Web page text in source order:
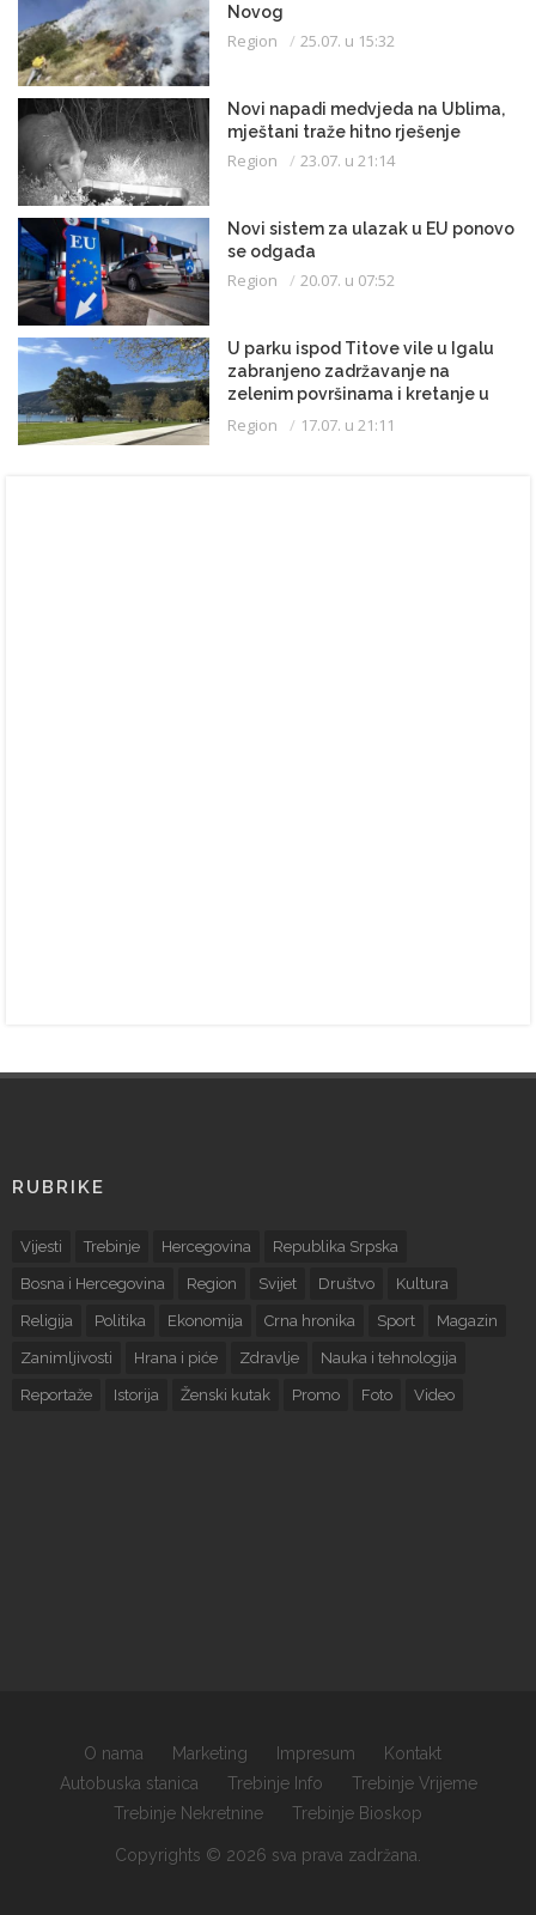
Novog
Region 25.07. u 15:32
Novi napadi medvjeda na Ublima,
mještani traže hitno rješenje
Region 23.07. u 21:14
Novi sistem za ulazak u EU ponovo
se odgađa
Region 20.07. u 07:52
U parku ispod Titove vile u Igalu
zabranjeno zadržavanje na
zelenim površinama i kretanje u
kupaćem kostimu
Region 17.07. u 21:11
RUBRIKE
Vijesti Trebinje Hercegovina Republika Srpska
Bosna i Hercegovina Region Svijet Društvo Kultura
Religija Politika Ekonomija Crna hronika Sport Magazin
Zanimljivosti Hrana i piće Zdravlje Nauka i tehnologija
Reportaže Istorija Ženski kutak Promo Foto Video
O nama Marketing Impresum
Kontakt
Autobuska stanica
Trebinje Info
Trebinje Vrijeme
Trebinje Nekretnine
Trebinje Bioskop
Copyrights © 2026 sva prava zadržana.